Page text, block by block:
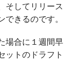
そしてリリース
きるのです。
場合に１週間早
ットのドラフト